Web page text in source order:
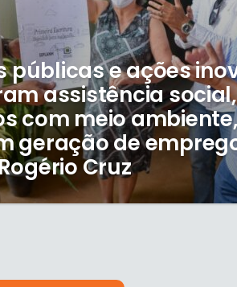
públicas e ações
assistência social,
com meio
geração de
Cruz